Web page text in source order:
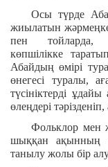
Осы түрде
жиылатын
пен тойларда,
көпшілікке
Абайдың өмірі
өнегесі туралы,
түсініктерді
өлеңдері
Фольклор мен
шыққан ақынның
танылу жолы бір